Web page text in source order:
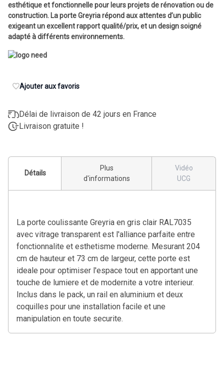
esthétique et fonctionnelle pour leurs projets de rénovation ou de
construction. La porte Greyria répond aux attentes d’un public
exigeant un excellent rapport qualité/prix, et un design soigné
adapté à différents environnements.
Ajouter aux favoris
Délai de livraison de 42 jours en France
Livraison gratuite !
Détails
Plus
d'informations
Vidéo
UCG
La porte coulissante Greyria en gris clair RAL7035
avec vitrage transparent est l'alliance parfaite entre
fonctionnalite et esthetisme moderne. Mesurant 204
cm de hauteur et 73 cm de largeur, cette porte est
ideale pour optimiser l'espace tout en apportant une
touche de lumiere et de modernite a votre interieur.
Inclus dans le pack, un rail en aluminium et deux
coquilles pour une installation facile et une
manipulation en toute securite.